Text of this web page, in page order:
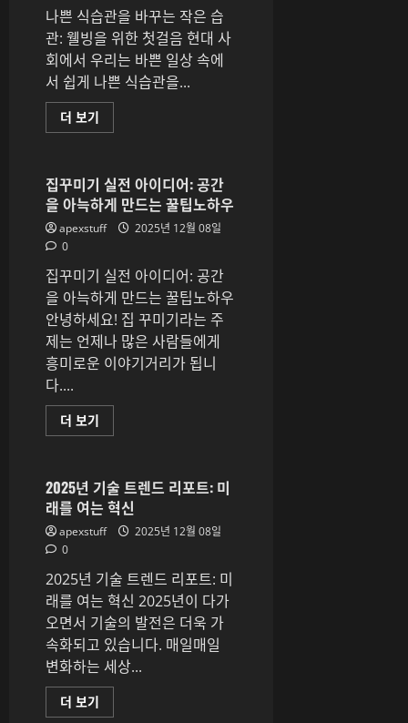
효
과
에
대
해
더
읽
어
나쁜 식습관을 바꾸는 작은 습
관: 웰빙을 위한 첫걸음 현대 사
회에서 우리는 바쁜 일상 속에
서 쉽게 나쁜 식습관을...
더 보기
쁜
을
바
꾸
는
작
관:
웰
빙
을
위
한
첫
걸
음
해
읽
집꾸미기 실전 아이디어: 공간
을 아늑하게 만드는 꿀팁노하우
apexstuff
2025년 12월 08일
0
집꾸미기 실전 아이디어: 공간
을 아늑하게 만드는 꿀팁노하우
안녕하세요! 집 꾸미기라는 주
제는 언제나 많은 사람들에게
흥미로운 이야기거리가 됩니
다....
더 보기
꾸
전
아
이
디
어:
을
아
늑
하
게
만
드
는
꿀
팁
하
2025년 기술 트렌드 리포트: 미
래를 여는 혁신
apexstuff
2025년 12월 08일
0
2025년 기술 트렌드 리포트: 미
래를 여는 혁신 2025년이 다가
오면서 기술의 발전은 더욱 가
속화되고 있습니다. 매일매일
변화하는 세상...
더 보기
년